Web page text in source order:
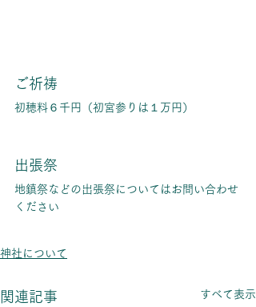
ご祈祷
初穂料６千円（初宮参りは１万円）
出張祭
地鎮祭などの出張祭についてはお問い合わせ
ください​
神社について
関連記事 すべて表示